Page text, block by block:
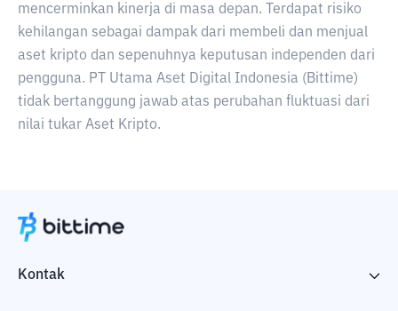
mencerminkan kinerja di masa depan. Terdapat risiko
kehilangan sebagai dampak dari membeli dan menjual
aset kripto dan sepenuhnya keputusan independen dari
pengguna. PT Utama Aset Digital Indonesia (Bittime)
tidak bertanggung jawab atas perubahan fluktuasi dari
nilai tukar Aset Kripto.
Kontak